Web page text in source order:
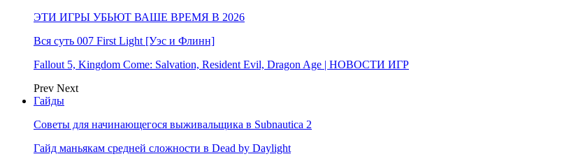
ЭТИ ИГРЫ УБЬЮТ ВАШЕ ВРЕМЯ В 2026
Вся суть 007 First Light [Уэс и Флинн]
Fallout 5, Kingdom Come: Salvation, Resident Evil, Dragon Age | НОВОСТИ ИГР
Prev Next
Гайды
Советы для начинающегося выживальщика в Subnautica 2
Гайд маньякам средней сложности в Dead by Daylight